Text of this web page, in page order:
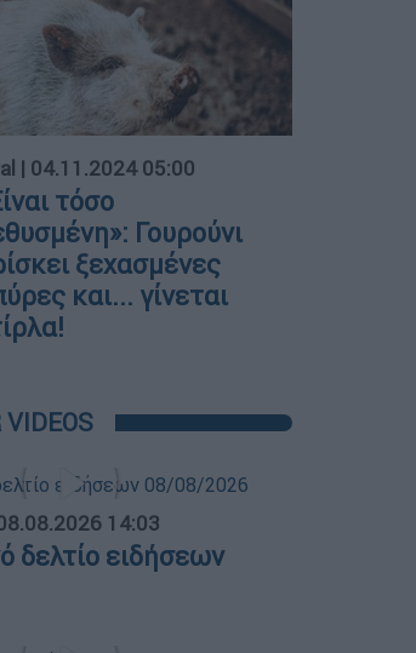
| 04.11.2024 05:00
τόσο
Γουρούνι
ξεχασμένες
και... γίνεται
VIDEOS
14:03
δελτίο ειδήσεων